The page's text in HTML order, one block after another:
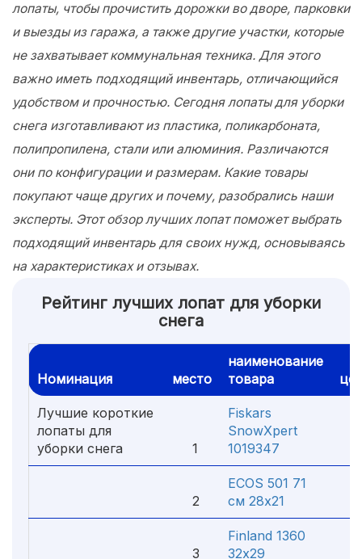
лопаты, чтобы прочистить дорожки во дворе, парковки
и выезды из гаража, а также другие участки, которые
не захватывает коммунальная техника. Для этого
важно иметь подходящий инвентарь, отличающийся
удобством и прочностью. Сегодня лопаты для уборки
снега изготавливают из пластика, поликарбоната,
полипропилена, стали или алюминия. Различаются
они по конфигурации и размерам. Какие товары
покупают чаще других и почему, разобрались наши
эксперты. Этот обзор лучших лопат поможет выбрать
подходящий инвентарь для своих нужд, основываясь
на характеристиках и отзывах.
Рейтинг лучших лопат для уборки
снега
Номинация место
наименование
товара
Лучшие короткие
лопаты для
уборки снега
1
Fiskars
SnowXpert
1019347
2
ECOS 501 71
см 28х21
3
Finland 1360
32х29